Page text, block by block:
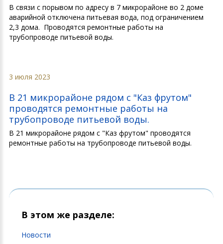
В связи с порывом по адресу в 7 микрорайоне во 2 доме
аварийной отключена питьевая вода, под ограничением
2,3 дома. Проводятся ремонтные работы на
трубопроводе питьевой воды.
3 июля 2023
В 21 микрорайоне рядом с "Каз фрутом"
проводятся ремонтные работы на
трубопроводе питьевой воды.
В 21 микрорайоне рядом с "Каз фрутом" проводятся
ремонтные работы на трубопроводе питьевой воды.
В этом же разделе:
Новости